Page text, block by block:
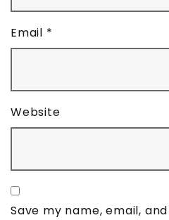
Email *
Website
Save my name, email,